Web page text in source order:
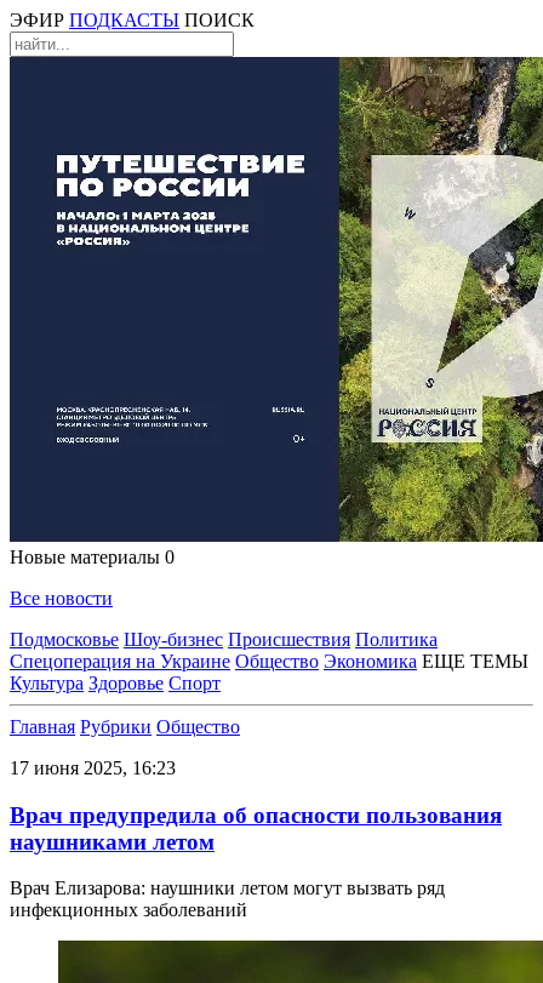
ЭФИР ПОДКАСТЫ ПОИСК
Новые материалы 0
Все новости
Подмосковье Шоу-бизнес Происшествия Политика
Спецоперация на Украине Общество Экономика ЕЩЕ ТЕМЫ
Культура Здоровье Спорт
Главная Рубрики Общество
17 июня 2025, 16:23
Врач предупредила об опасности пользования
наушниками летом
Врач Елизарова: наушники летом могут вызвать ряд
инфекционных заболеваний